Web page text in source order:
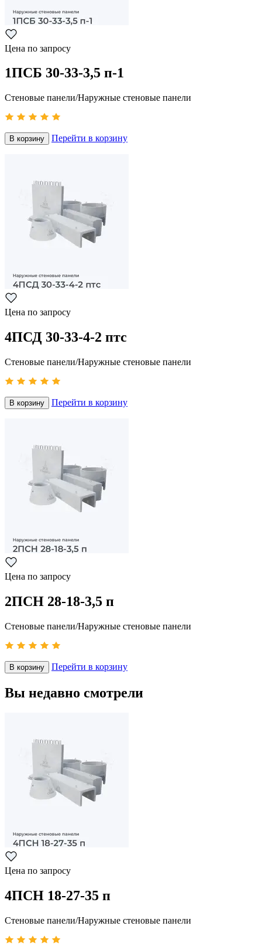
Цена по запросу
1ПСБ 30-33-3,5 п-1
Стеновые панели/Наружные стеновые панели
В корзину Перейти в корзину
Цена по запросу
4ПСД 30-33-4-2 птс
Стеновые панели/Наружные стеновые панели
В корзину Перейти в корзину
Цена по запросу
2ПСН 28-18-3,5 п
Стеновые панели/Наружные стеновые панели
В корзину Перейти в корзину
Вы недавно смотрели
Цена по запросу
4ПСН 18-27-35 п
Стеновые панели/Наружные стеновые панели